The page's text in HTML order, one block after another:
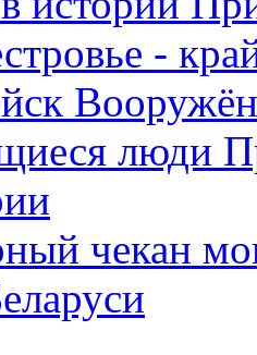
-
люди
чекан